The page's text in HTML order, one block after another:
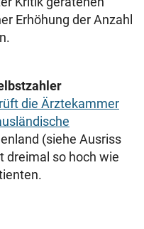
Erhöhung der Anzahl
die Ärztekammer
(siehe Ausriss
dreimal so hoch wie